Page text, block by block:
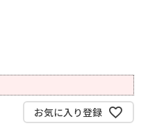
お気に入り登録